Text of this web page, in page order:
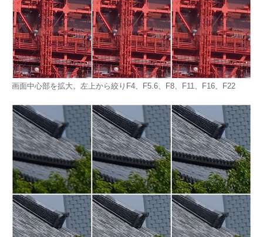
画面中心部を拡大。左上から絞りF4、F5.6、F8、F11、F16、F22